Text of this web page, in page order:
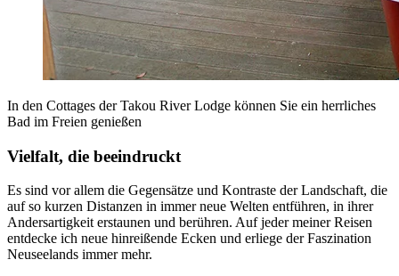
In den Cottages der Takou River Lodge können Sie ein herrliches
Bad im Freien genießen
Vielfalt, die beeindruckt
Es sind vor allem die Gegensätze und Kontraste der Landschaft, die
auf so kurzen Distanzen in immer neue Welten entführen, in ihrer
Andersartigkeit erstaunen und berühren. Auf jeder meiner Reisen
entdecke ich neue hinreißende Ecken und erliege der Faszination
Neuseelands immer mehr.